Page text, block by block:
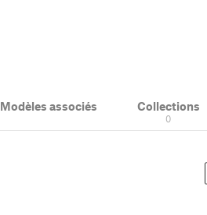
Modèles associés Collections
0